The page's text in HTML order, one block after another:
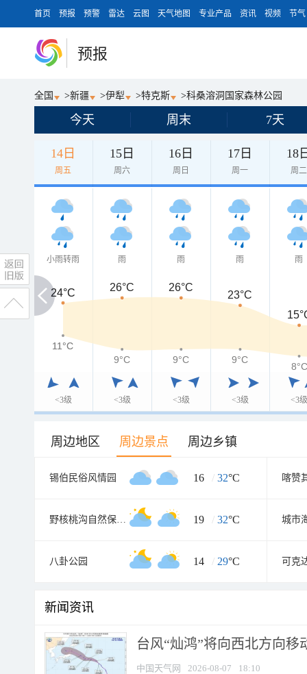
首页 预报 预警 雷达 云图 天气地图 专业产品 资讯 视频 节气
预报
全国 >新疆 >伊犁 >特克斯 >科桑溶洞国家森林公园
今天 周末 7天
14日
周五
15日
周六
16日
周日
17日
周一
18
周二
小雨转雨
<3级
雨
<3级
雨
<3级
雨
<3级
雨
<3级
24°C
24°C 26°C 26°C
23°C
11°C
11°C
9°C
9°C 9°C
8°C
周边地区 周边景点 周边乡镇
锡伯民俗风情园 16 / 32°C 喀赞
野核桃沟自然保护区 19 / 32°C 城市
八卦公园 14 / 29°C
新闻资讯
台风“灿鸿”将向西北方向移
中国天气网 2026-08-07 18:10